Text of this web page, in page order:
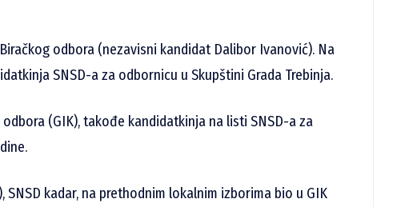
odbora (nezavisni kandidat Dalibor Ivanović). Na
SNSD-a za odbornicu u Skupštini Grada Trebinja.
(GIK), takođe kandidatkinja na listi SNSD-a za
SNSD kadar, na prethodnim lokalnim izborima bio u GIK